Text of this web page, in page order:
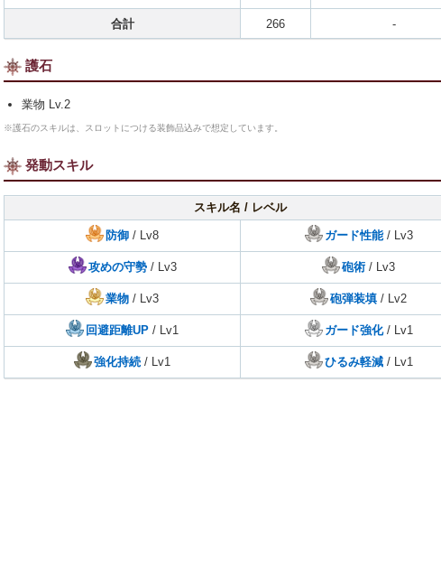
合計 266 -
護石
業物 Lv.2
※護石のスキルは、スロットにつける装飾品込みで想定しています。
発動スキル
スキル名 / レベル
防御 / Lv8 ガード性能/ Lv3
攻めの守勢/ Lv3 砲術 / Lv3
業物 / Lv3 砲弾装填 / Lv2
回避距離UP / Lv1 ガード強化/ Lv1
強化持続 / Lv1 ひるみ軽減/ Lv1